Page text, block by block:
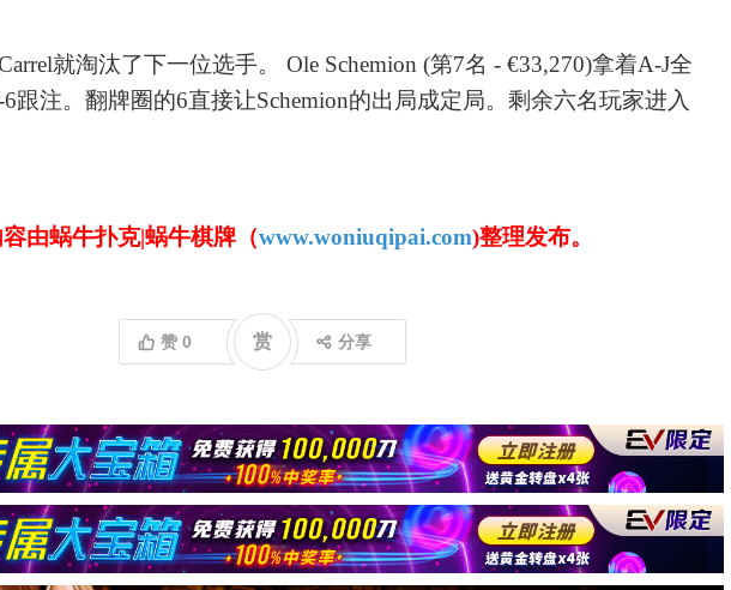
就淘汰了下一位选手。 Ole Schemion (第7名 - €33,270)拿着A-J全
跟注。翻牌圈的6直接让Schemion的出局成定局。剩余六名玩家进入
容由蜗牛扑克|蜗牛棋牌（www.woniuqipai.com)整理发布。
赞 0 赏 分享